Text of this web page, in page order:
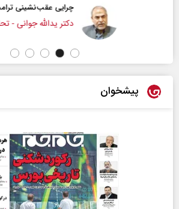
چرایی عقب‌نشینی ترامپ؟
دکتر یدالله جوانی - تحلیلگر
پیشخوان